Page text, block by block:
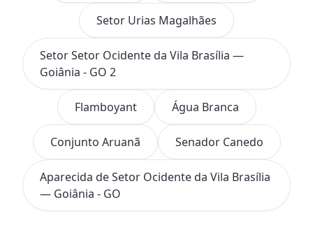
Setor Urias Magalhães
Setor Setor Ocidente da Vila Brasília —
Goiânia - GO 2
Flamboyant Água Branca
Conjunto Aruanã Senador Canedo
Aparecida de Setor Ocidente da Vila Brasília
— Goiânia - GO